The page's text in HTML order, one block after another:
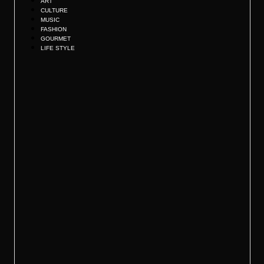
CULTURE
MUSIC
FASHION
GOURMET
LIFE STYLE